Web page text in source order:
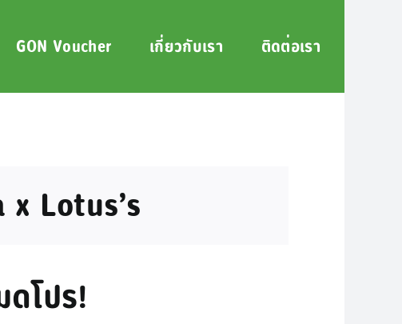
GON Voucher เกี่ยวกับเรา ติดต่อเรา
Lotus’s
โปร!